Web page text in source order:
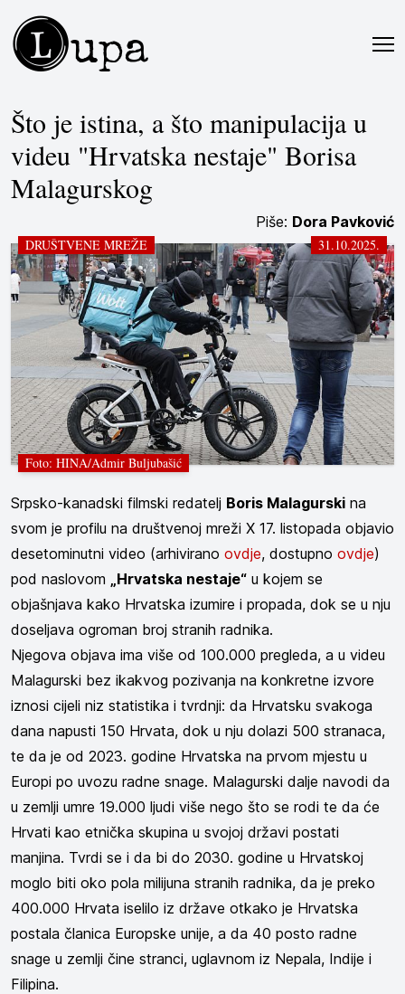
Lupa
Što je istina, a što manipulacija u
videu "Hrvatska nestaje" Borisa
Malagurskog
Piše: Dora Pavković
DRUŠTVENE MREŽE 31.10.2025.
Foto: HINA/Admir Buljubašić
Srpsko-kanadski filmski redatelj Boris Malagurski na
svom je profilu na društvenoj mreži X 17. listopada objavio
desetominutni video (arhivirano ovdje, dostupno ovdje)
pod naslovom
„Hrvatska nestaje“ u kojem se
objašnjava kako Hrvatska izumire i propada, dok se u nju
doseljava ogroman broj stranih radnika.
Njegova objava ima više od 100.000 pregleda, a u videu
Malagurski bez ikakvog pozivanja na konkretne izvore
iznosi cijeli niz statistika i tvrdnji: da Hrvatsku svakoga
dana napusti 150 Hrvata, dok u nju dolazi 500 stranaca,
te da je od 2023. godine Hrvatska na prvom mjestu u
Europi po uvozu radne snage. Malagurski dalje navodi da
u zemlji umre 19.000 ljudi više nego što se rodi te da će
Hrvati kao etnička skupina u svojoj državi postati
manjina. Tvrdi se i da bi do 2030. godine u Hrvatskoj
moglo biti oko pola milijuna stranih radnika, da je preko
400.000 Hrvata iselilo iz države otkako je Hrvatska
postala članica Europske unije, a da 40 posto radne
snage u zemlji čine stranci, uglavnom iz Nepala, Indije i
Filipina.